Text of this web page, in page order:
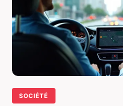
SOCIÉTÉ